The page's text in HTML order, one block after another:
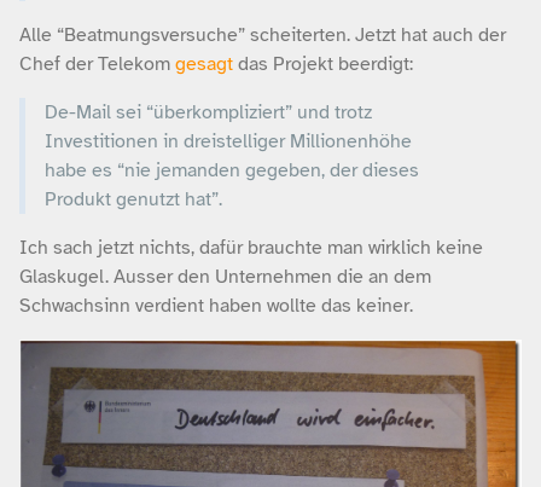
Alle “Beatmungsversuche” scheiterten. Jetzt hat auch der
Chef der Telekom gesagt das Projekt beerdigt:
De-Mail sei “überkompliziert” und trotz
Investitionen in dreistelliger Millionenhöhe
habe es “nie jemanden gegeben, der dieses
Produkt genutzt hat”.
Ich sach jetzt nichts, dafür brauchte man wirklich keine
Glaskugel. Ausser den Unternehmen die an dem
Schwachsinn verdient haben wollte das keiner.